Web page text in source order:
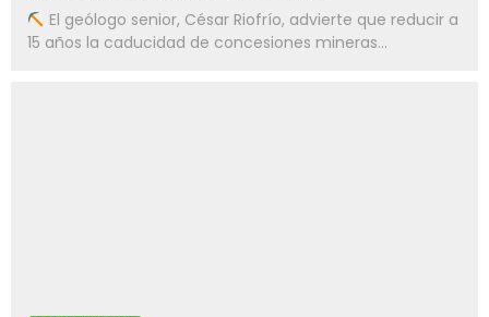
El geólogo senior, César Riofrío, advierte que reducir a
15 años la caducidad de concesiones mineras...